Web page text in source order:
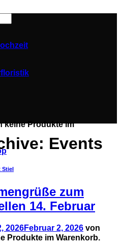
keine Produkte im
Produkte im Warenkorb.
Events
Stiel
zum
14. Februar
2026Februar 2, 2026 von